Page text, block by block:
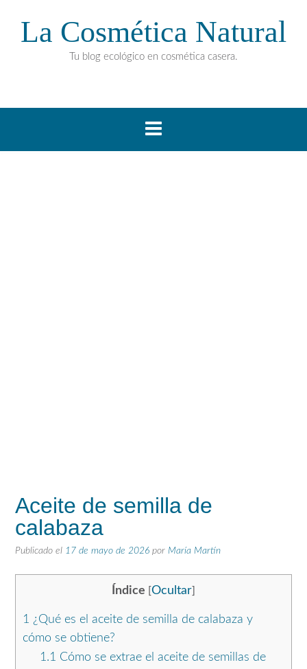
La Cosmética Natural
Tu blog ecológico en cosmética casera.
Aceite de semilla de
calabaza
Publicado el 17 de mayo de 2026 por María Martín
Índice [Ocultar]
1 ¿Qué es el aceite de semilla de calabaza y
cómo se obtiene?
1.1 Cómo se extrae el aceite de semillas de